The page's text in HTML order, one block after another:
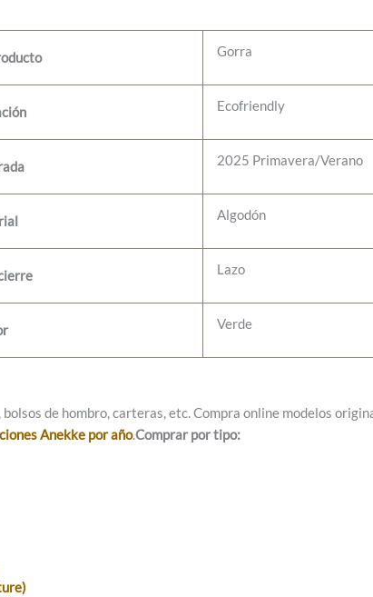
Gorra
Ecofriendly
2025 Primavera/Verano
Algodón
Lazo
Verde
bolsos de hombro, carteras, etc. Compra online modelos
Anekke por año.Comprar por tipo: